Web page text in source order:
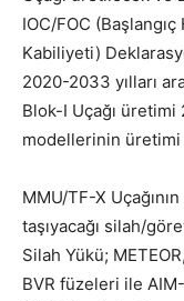
IOC/FOC
Kabiliyeti)
2020-2033 yılları
Blok-I Uçağı üretimi
modellerinin
MMU/TF-X
taşıyacağı silah/
Silah Yükü;
BVR füzeleri ile